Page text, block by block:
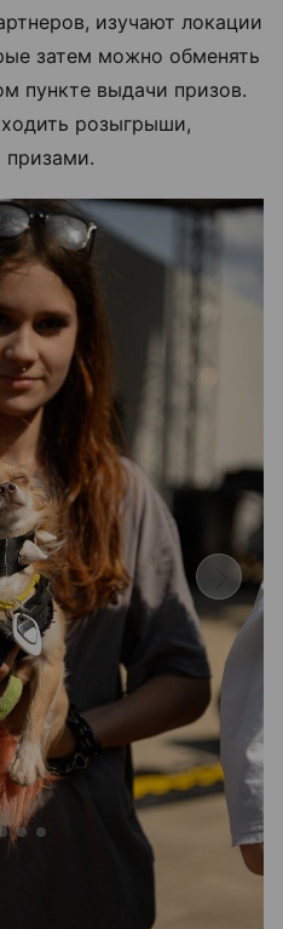
изучают локации
затем можно обменять
пункте выдачи призов.
розыгрыши,
призами.